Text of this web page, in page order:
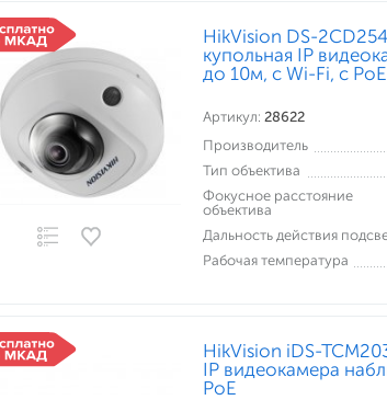
HikVision DS-
купольная IP
до 10м, с Wi-Fi, c PoE
Артикул: 28622
Производитель
Тип объектива
Фокусное расстояние
объектива
Дальность действия
Рабочая температура
HikVision iDS-
IP видеокамера
PoE